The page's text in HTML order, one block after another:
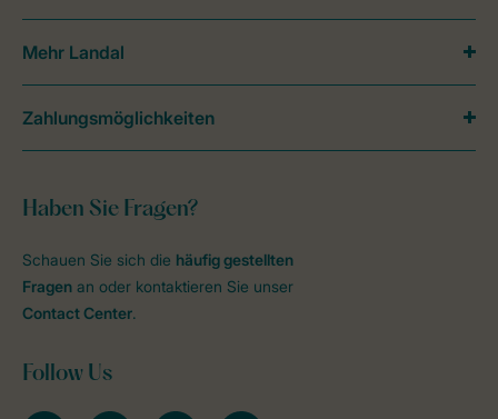
Haben Sie Fragen?
Schauen Sie sich die häufig gestellten
Fragen an oder kontaktieren Sie unser
Contact Center.
Follow Us
Mehr Landal
Zahlungsmöglichkeiten